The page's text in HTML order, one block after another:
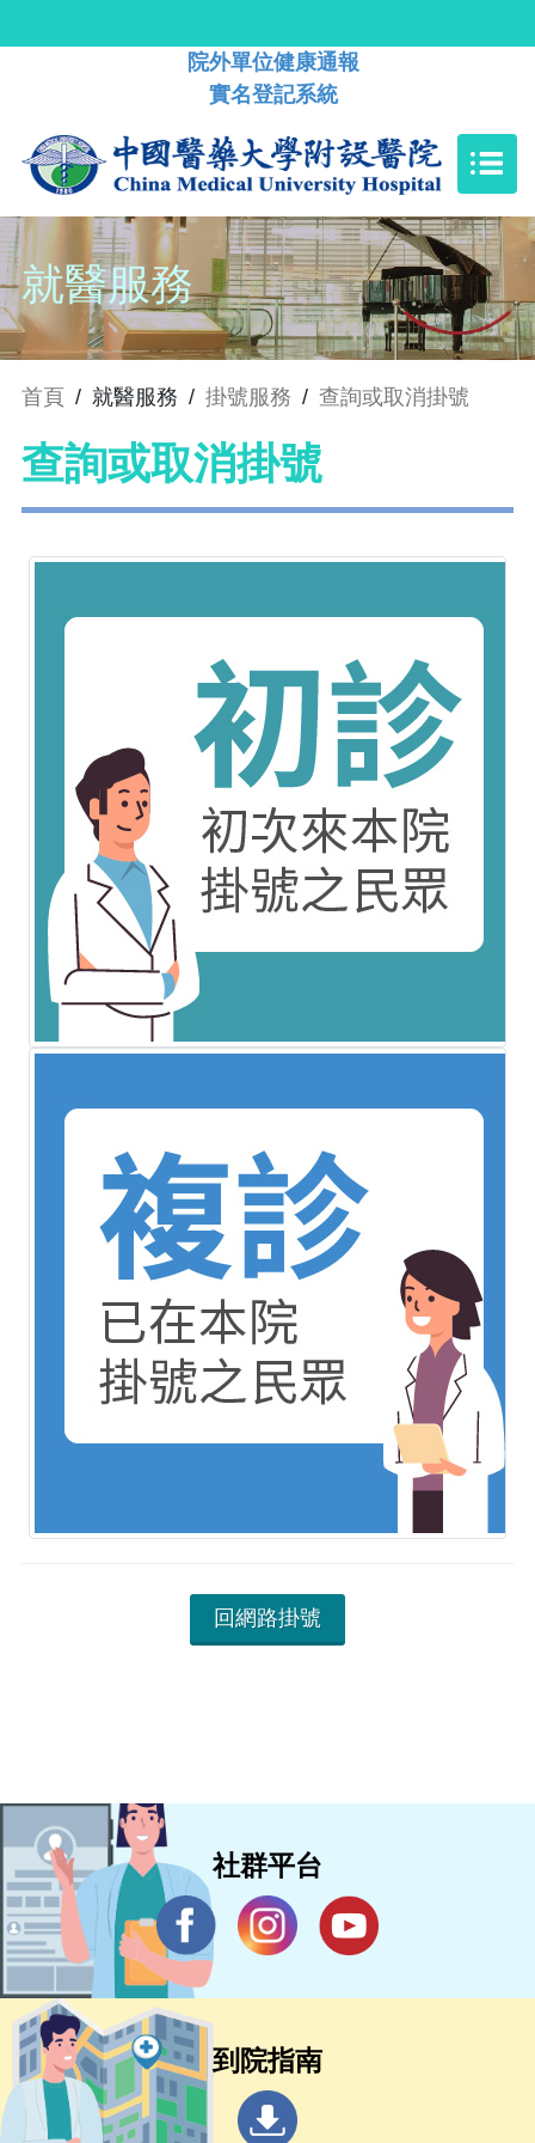
院外單位健康通報
實名登記系統
就醫服務
首頁 / 就醫服務 / 掛號服務 / 查詢或取消掛號
查詢或取消掛號
回網路掛號
社群平台
到院指南